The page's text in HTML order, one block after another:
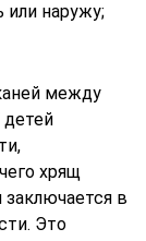
или наружу;
между
детей
хрящ
в
Это